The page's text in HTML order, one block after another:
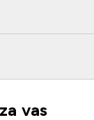
vas